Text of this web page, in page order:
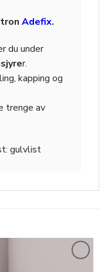
Adefix.
du under
r.
kapping og
trenge av
gulvlist